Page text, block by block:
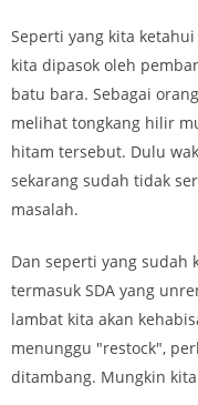
Seperti yang kita
kita dipasok oleh
batu bara. Sebagai
melihat tongkang hilir
hitam tersebut. Dulu
sekarang sudah tidak
masalah.
Dan seperti yang sudah
termasuk SDA yang
lambat kita akan
menunggu "restock",
ditambang. Mungkin